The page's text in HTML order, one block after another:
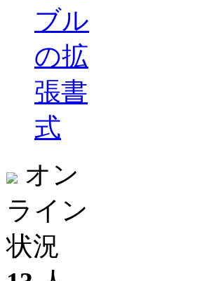
ブル
の拡
張書
式
オン
ライン
状況